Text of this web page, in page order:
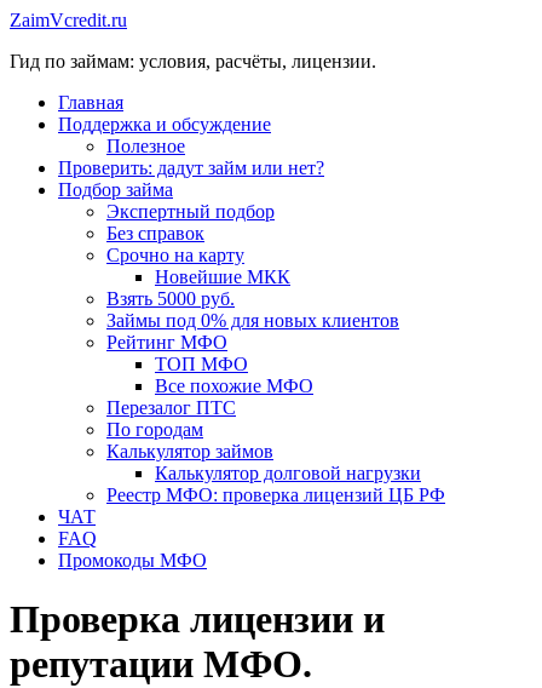
Перейти
содержимому
ZaimVcredit.ru
Гид по займам: условия, расчёты, лицензии.
Главная
Поддержка и обсуждение
Полезное
Проверить: дадут займ или нет?
Подбор займа
Экспертный подбор
Без справок
Срочно на карту
Новейшие МКК
Взять 5000 руб.
Займы под 0% для новых клиентов
Рейтинг МФО
ТОП МФО
Все похожие МФО
Перезалог ПТС
По городам
Калькулятор займов
Калькулятор долговой нагрузки
Реестр МФО: проверка лицензий ЦБ РФ
ЧАТ
FAQ
Промокоды МФО
Проверка лицензии и
репутации МФО.